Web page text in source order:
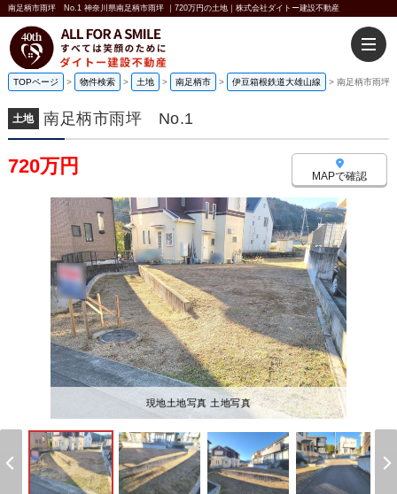
南足柄市雨坪 No.1 神奈川県南足柄市雨坪 ｜720万円の土地｜株式会社ダイトー建設不動産
TOPページ > 物件検索 > 土地 > 南足柄市 > 伊豆箱根鉄道大雄山線 > 南足柄市雨坪
土地 南足柄市雨坪 No.1
720万円 MAPで確認
現地土地写真 土地写真